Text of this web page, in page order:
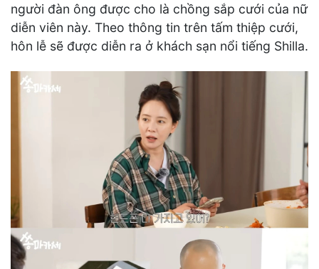
người đàn ông được cho là chồng sắp cưới của nữ
diễn viên này. Theo thông tin trên tấm thiệp cưới,
hôn lễ sẽ được diễn ra ở khách sạn nổi tiếng Shilla.